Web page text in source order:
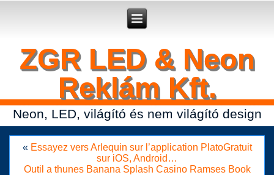
- manage keys and track assets with real-time updates.
ZGR LED & Neon
Reklám Kft.
Neon, LED, világító és nem világító design
« Essayez vers Arlequin sur l’application PlatoGratuit
sur iOS, Android…
Outil a thunes Banana Splash Casino Ramses Book